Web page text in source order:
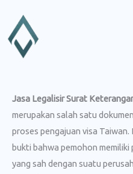
konten
Jasa Legalisir Surat
merupakan salah satu
proses pengajuan visa
bukti bahwa pemohon
yang sah dengan suatu